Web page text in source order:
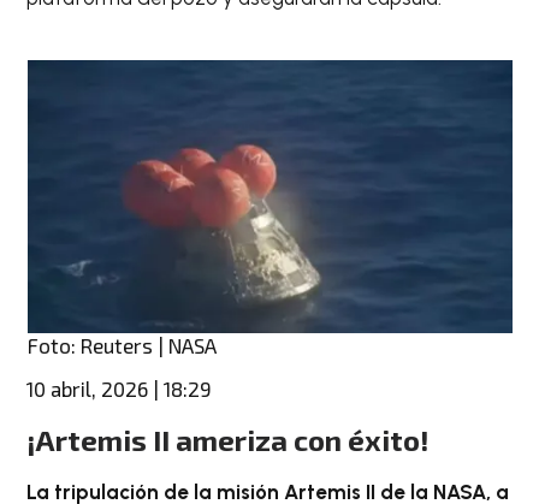
Foto: Reuters | NASA
10 abril, 2026 | 18:29
¡Artemis II ameriza con éxito!
La tripulación de la misión Artemis II de la NASA, a